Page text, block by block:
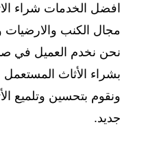
افضل الخدمات شراء
مجال الكنب والارضيات
نحن نخدم العميل في
بشراء الأثاث
ونقوم بتحسين وتلميع
جديد.